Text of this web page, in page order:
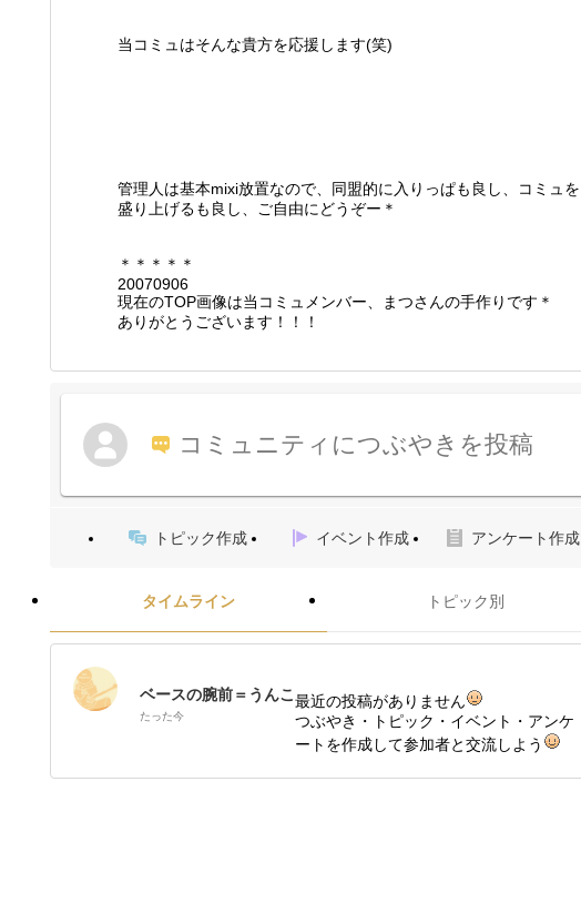
当コミュはそんな貴方を応援します(笑)
管理人は基本mixi放置なので、同盟的に入りっぱも良し、コミュを
盛り上げるも良し、ご自由にどうぞー＊
＊＊＊＊＊
20070906
現在のTOP画像は当コミュメンバー、まつさんの手作りです＊
ありがとうございます！！！
コミュニティにつぶやきを投稿
トピック作成 イベント作成 アンケート作成
タイムライン トピック別
ベースの腕前＝うんこ
たった今
最近の投稿がありません
つぶやき・トピック・イベント・アンケ
ートを作成して参加者と交流しよう